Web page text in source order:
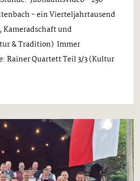
- ein Vierteljahrtausend
und
& Tradition) Immer
Rainer Quartett Teil 3/3 (Kultur